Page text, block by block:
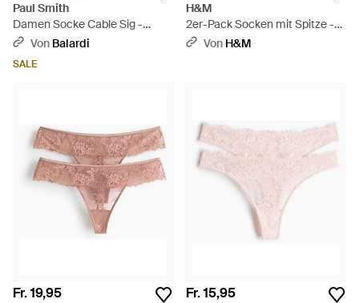
Paul Smith
Damen Socke Cable Sig -
Schwarz
Von Balardi
SALE
H&M
2er-Pack Socken mit Spitze -
WeißVon H&M
Fr. 19,95 Fr. 15,95